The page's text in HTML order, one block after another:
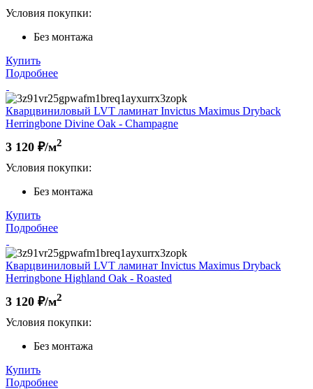
Условия покупки:
Без монтажа
Купить
Подробнее
Кварцвиниловый LVT ламинат Invictus Maximus Dryback
Herringbone Divine Oak - Champagne
3 120 ₽/м2
Условия покупки:
Без монтажа
Купить
Подробнее
Кварцвиниловый LVT ламинат Invictus Maximus Dryback
Herringbone Highland Oak - Roasted
3 120 ₽/м2
Условия покупки:
Без монтажа
Купить
Подробнее